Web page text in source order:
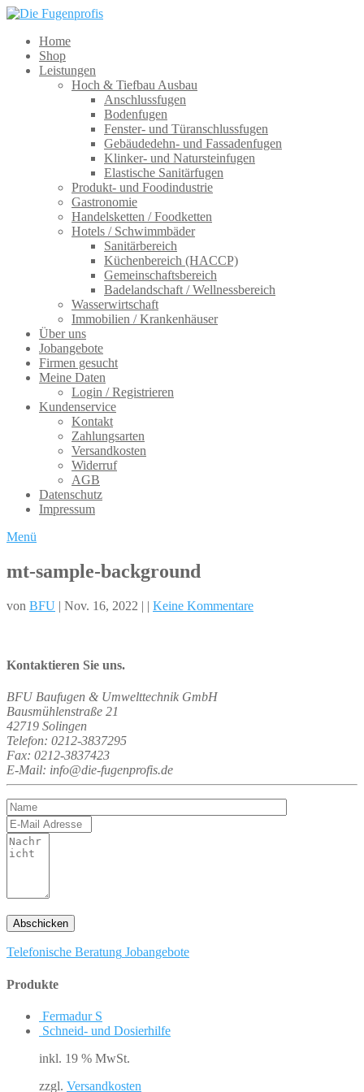
Home
Shop
Leistungen
Hoch & Tiefbau Ausbau
Anschlussfugen
Bodenfugen
Fenster- und Türanschlussfugen
Gebäudedehn- und Fassadenfugen
Klinker- und Natursteinfugen
Elastische Sanitärfugen
Produkt- und Foodindustrie
Gastronomie
Handelsketten / Foodketten
Hotels / Schwimmbäder
Sanitärbereich
Küchenbereich (HACCP)
Gemeinschaftsbereich
Badelandschaft / Wellnessbereich
Wasserwirtschaft
Immobilien / Krankenhäuser
Über uns
Jobangebote
Firmen gesucht
Meine Daten
Login / Registrieren
Kundenservice
Kontakt
Zahlungsarten
Versandkosten
Widerruf
AGB
Datenschutz
Impressum
Menü
mt-sample-background
von BFU | Nov. 16, 2022 | | Keine Kommentare
Kontaktieren Sie uns.
BFU Baufugen & Umwelttechnik GmbH
Bausmühlenstraße 21
42719 Solingen
Telefon: 0212-3837295
Fax: 0212-3837423
E-Mail: info@die-fugenprofis.de
Telefonische Beratung Jobangebote
Produkte
Fermadur S
Schneid- und Dosierhilfe
inkl. 19 % MwSt.
zzgl. Versandkosten